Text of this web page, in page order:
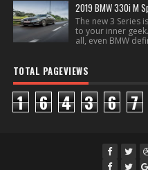
2019 BMW 330i M
The new 3 Series
to your inner
all, even BMW
TOTAL PAGEVIEWS
1 6 4 3 6 7